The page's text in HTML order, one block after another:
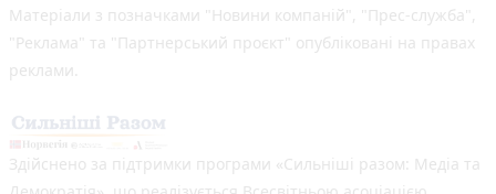
Матеріали з позначками "Новини компаній", "Прес-служба",
"Реклама" та "Партнерський проєкт" опубліковані на правах
реклами.
Здійснено за підтримки програми «Сильніші разом: Медіа та